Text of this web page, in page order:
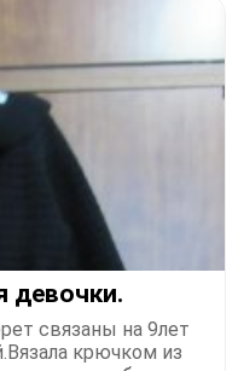
девочки.
связаны на 9лет
крючком из